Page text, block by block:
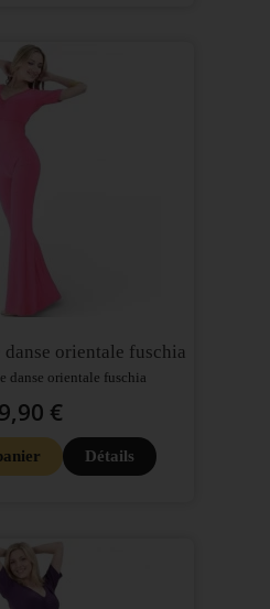
danse orientale fuschia
danse orientale fuschia
€
Détails